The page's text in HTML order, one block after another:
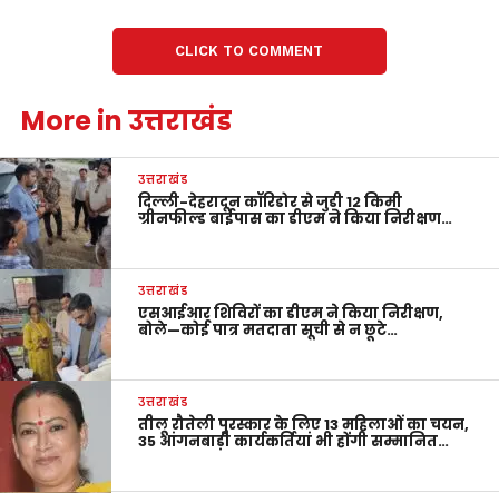
CLICK TO COMMENT
More in उत्तराखंड
उत्तराखंड
दिल्ली-देहरादून कॉरिडोर से जुड़ी 12 किमी
ग्रीनफील्ड बाईपास का डीएम ने किया निरीक्षण…
उत्तराखंड
एसआईआर शिविरों का डीएम ने किया निरीक्षण,
बोले—कोई पात्र मतदाता सूची से न छूटे…
उत्तराखंड
तीलू रौतेली पुरस्कार के लिए 13 महिलाओं का चयन,
35 आंगनबाड़ी कार्यकर्तियां भी होंगी सम्मानित…